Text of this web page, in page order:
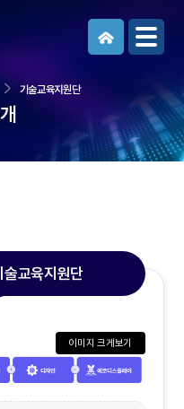
기술교육지원단
교육지원단
이미지 크게보기